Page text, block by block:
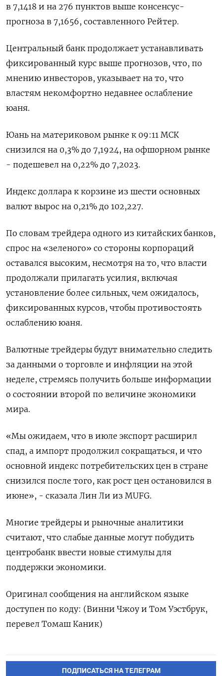
в 7,1418 и на 276 пунктов выше консенсус-
прогноза в 7,1656, составленного Рейтер.
Центральный банк продолжает устанавливать
фиксированный курс выше прогнозов, что, по
мнению инвесторов, указывает на то, что
властям некомфортно недавнее ослабление
юаня.
Юань на материковом рынке к 09:11 МСК
снизился на 0,3% до 7,1924​, на офшорном рынке
- подешевел на 0,22% до 7,2023.
Индекс доллара к корзине из шести основных
валют вырос на 0,21% до 102,227​.
По словам трейдера одного из китайских банков,
спрос на «зеленого» со стороны корпораций
оставался высоким, несмотря на то, что власти
продолжали прилагать усилия, включая
установление более сильных, чем ожидалось,
фиксированных курсов, чтобы противостоять
ослаблению юаня.
Валютные трейдеры будут внимательно следить
за данными о торговле и инфляции на этой
неделе, стремясь получить больше информации
о состоянии второй по величине экономики
мира.
«Мы ожидаем, что в июле экспорт расширил
спад, а импорт продолжил сокращаться, и что
основной индекс потребительских цен в стране
снизился после того, как рост цен остановился в
июне», - сказала Лин Ли из MUFG.
Многие трейдеры и рыночные аналитики
считают, что слабые данные могут побудить
центробанк ввести новые стимулы для
поддержки экономики.
Оригинал сообщения на английском языке
доступен по коду: (Винни Чжоу и Том Уэстбрук,
перевел Томаш Каник)
ПОДПИСАТЬСЯ НА ТЕЛЕГРАМ